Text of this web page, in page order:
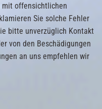
mit offensichtlichen
Sie solche Fehler
bitte unverzüglich Kontakt
von den Beschädigungen
an uns empfehlen wir